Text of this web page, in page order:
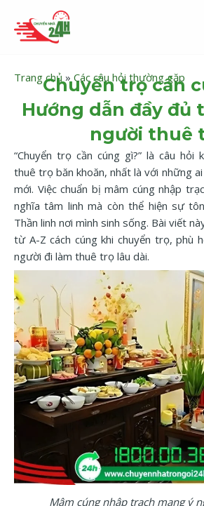
Trang chủ » Các câu hỏi thường gặp
Chuyển trọ cần
Hướng dẫn đầy đủ
người thuê
“Chuyển trọ cần cúng gì?” là câu hỏi
thuê trọ băn khoăn, nhất là với những
mới. Việc chuẩn bị mâm cúng nhập
nghĩa tâm linh mà còn thể hiện sự
Thần linh nơi mình sinh sống. Bài viết
từ A-Z cách cúng khi chuyển trọ, phù
người đi làm thuê trọ lâu dài.
Mâm cúng nhập trạch mang ý